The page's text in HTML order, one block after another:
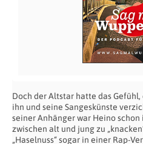
Doch der Altstar hatte das
ihn und seine Sangeskünste
seiner Anhänger war Heino
zwischen alt und jung zu
„Haselnuss“ sogar in einer Rap-